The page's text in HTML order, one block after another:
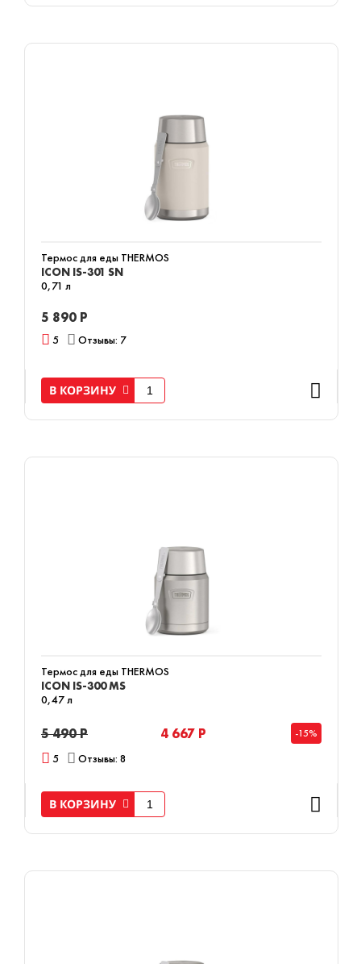
Термос для еды THERMOS
ICON IS-301 SN
0,71 л
5 890 Р
5 Отзывы: 7
В КОРЗИНУ
Термос для еды THERMOS
ICON IS-300 MS
0,47 л
5 490 Р 4 667 Р -15%
5 Отзывы: 8
В КОРЗИНУ